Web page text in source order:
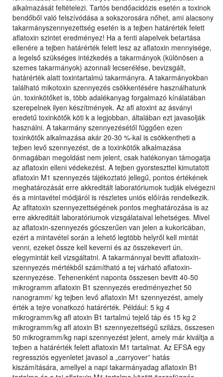
alkalmazását feltételezi. Tartós bendőacidózis esetén a toxinok
bendőből való felszívódása a sokszorosára nőhet, ami alacsony
takarmányszennyezettség esetén is a tejben határérték felett
aflatoxin szintet eredményez! Ha a fenti alapelvek betartása
ellenére a tejben határérték felett lesz az aflatoxin mennyisége,
a legelső szükséges intézkedés a takarmányok (különösen a
szemes takarmányok) azonnali lecserélése, bevizsgált,
határérték alatt toxintartalmú takarmányra. A takarmányokban
található mikotoxin szennyezés csökkentésére használhatunk
ún. toxinkötőket is, több adalékanyag forgalmazó kínálatában
szerepelnek ilyen készítmények. Az afl atoxint az ásványi
eredetű toxinkötők köti k a legjobban, általában ezt javasolják
használni. A takarmány szennyezésétől függően ezen
toxinkötők alkalmazása akár 20-30 %-kal is csökkentheti a
tejben levő szennyezést, de a toxinkötők alkalmazása
önmagában megoldást nem jelent, csak hatékonyan támogatja
az aflatoxin elleni védekezést. A tejben gyorsteszttel kimutatott
aflatoxin M1 szennyezés tájékoztató jellegű, pontos értékének
meghatározását erre akkreditált laboratóriumok tudják elvégezni
és a mintavétel módjáról is részletes uniós előírás rendelkezik.
Az afltatoxin szennyezettségének pontos meghatározása is az
erre akkreditált laboratóriumok vizsgálataival lehetséges. Mivel
az aflatoxin-szennyezés gócszerűen van jelen a kukoricában,
ezért a mintavétel során a lehető legtöbb helyről kell mintát
venni, ezeket össze kell keverni és az összekevert ún.
elegymintát kell vizsgáltatni. A takarmánnyal bevitt aflatoxin-
szennyezés mértékből számítható a tej várható aflatoxin-
szennyezése. Tehenenként naponta összesen bevitt 40-50
mikrogramm aflatoxin B1 szennyezés eredményezhet 50
nanogramm/ kg tejben levő aflatoxin M1 szennyezést, amely
érték a tejre vonatkozó határérték. Például: 5 kg 4
mikrogramm/kg afl atoxin B1 tartalmú tejelő táp és 15 kg 2
mikrogramm/kg afl atoxin B1 szennyezettségű szilázs, összesen
50 mikrogramm/kg napi szennyezést jelent, amely már kiváltja a
tejben a határérték felett aflatoxin M1 tartalmat. Az EFSA egy
regressziós egyenletet javasol a „carryover” hatás
kiszámítására, amellyel a napi takarmányadag aflatoxin B1